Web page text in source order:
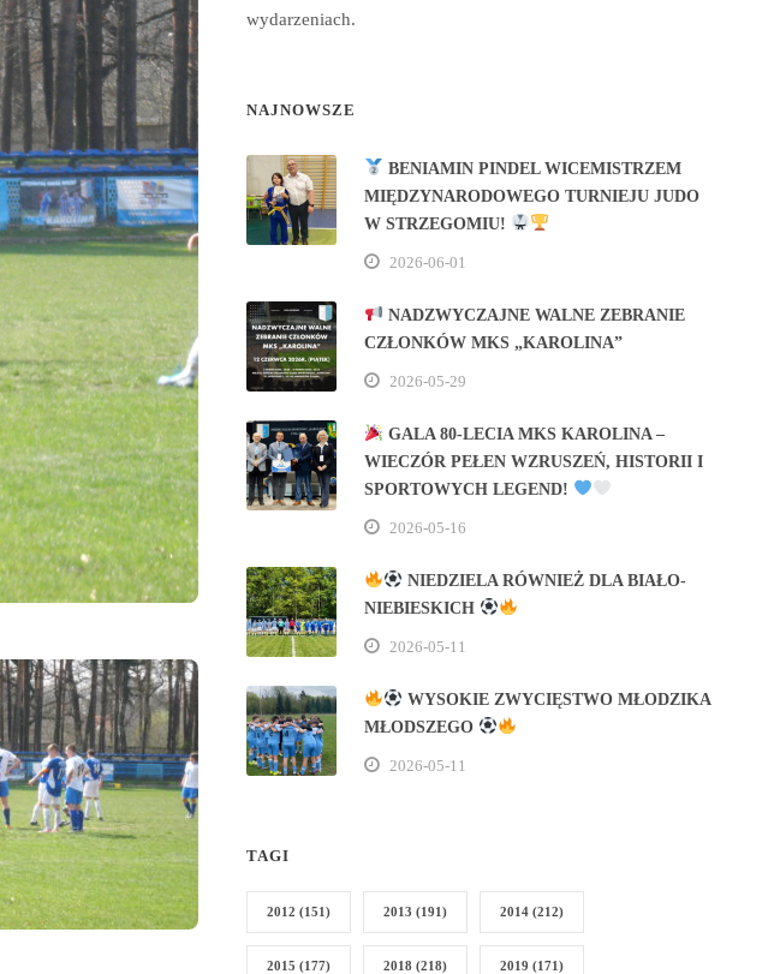
wydarzeniach.
NAJNOWSZE
BENIAMIN PINDEL WICEMISTRZEM
MIĘDZYNARODOWEGO TURNIEJU JUDO
W STRZEGOMIU!
2026-06-01
NADZWYCZAJNE WALNE ZEBRANIE
CZŁONKÓW MKS „KAROLINA”
2026-05-29
GALA 80‑LECIA MKS KAROLINA –
WIECZÓR PEŁEN WZRUSZEŃ, HISTORII I
SPORTOWYCH LEGEND!
2026-05-16
NIEDZIELA RÓWNIEŻ DLA BIAŁO-
NIEBIESKICH
2026-05-11
WYSOKIE ZWYCIĘSTWO MŁODZIKA
MŁODSZEGO
2026-05-11
TAGI
2012 (151) 2013 (191) 2014 (212)
2015 (177) 2018 (218) 2019 (171)